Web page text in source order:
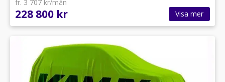
fr. 3 707 kr/mån
228 800 kr Visa mer